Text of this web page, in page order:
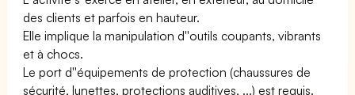
des clients et parfois en hauteur.
Elle implique la manipulation d''outils coupants, vibrants
et à chocs.
Le port d''équipements de protection (chaussures de
sécurité, lunettes, protections auditives, ...) est requis.